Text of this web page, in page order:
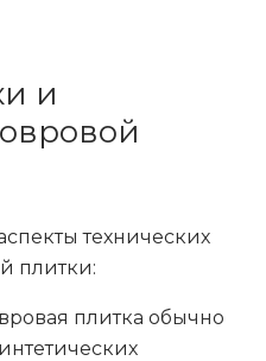
и
технических
плитки:
плитка обычно